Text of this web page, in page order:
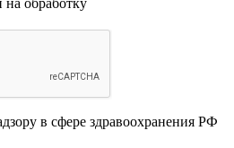
на обработку
в сфере здравоохранения РФ